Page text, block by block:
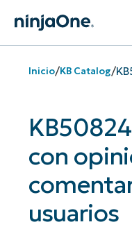
Inicio/KB Catalog/
con
usuarios